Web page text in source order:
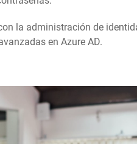
la administración de
en Azure AD.